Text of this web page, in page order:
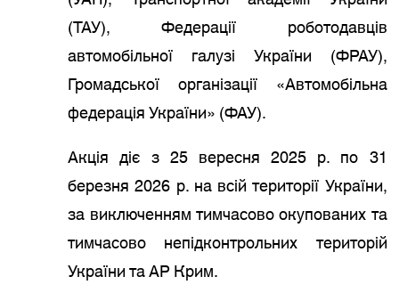
(ТАУ), Федерації роботодавців
автомобільної галузі України (ФРАУ),
Громадської організації «Автомобільна
федерація України» (ФАУ).
Акція діє з 25 вересня 2025 р. по 31
березня 2026 р. на всій території України,
за виключенням тимчасово окупованих та
тимчасово непідконтрольних територій
України та АР Крим.